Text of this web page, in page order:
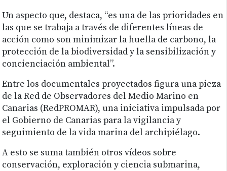
Un aspecto que, destaca, “es una de las prioridades en
las que se trabaja a través de diferentes líneas de
acción como son minimizar la huella de carbono, la
protección de la biodiversidad y la sensibilización y
concienciación ambiental”.
Entre los documentales proyectados figura una pieza
de la Red de Observadores del Medio Marino en
Canarias (RedPROMAR), una iniciativa impulsada por
el Gobierno de Canarias para la vigilancia y
seguimiento de la vida marina del archipiélago.
A esto se suma también otros vídeos sobre
conservación, exploración y ciencia submarina,